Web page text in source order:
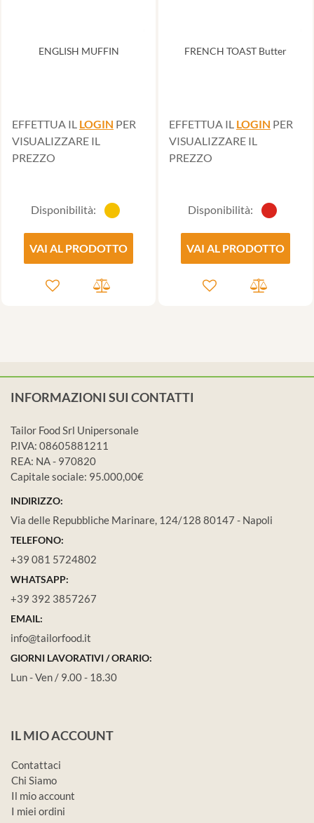
ENGLISH MUFFIN
EFFETTUA IL LOGIN PER
VISUALIZZARE IL
PREZZO
Disponibilità:
VAI AL PRODOTTO
FRENCH TOAST Butter
EFFETTUA IL LOGIN PER
VISUALIZZARE IL
PREZZO
Disponibilità:
VAI AL PRODOTTO
INFORMAZIONI SUI CONTATTI
Tailor Food Srl Unipersonale
P.IVA: 08605881211
REA: NA - 970820
Capitale sociale: 95.000,00€
INDIRIZZO:
Via delle Repubbliche Marinare, 124/128 80147 - Napoli
TELEFONO:
+39 081 5724802
WHATSAPP:
+39 392 3857267
EMAIL:
info@tailorfood.it
GIORNI LAVORATIVI / ORARIO:
Lun - Ven / 9.00 - 18.30
IL MIO ACCOUNT
Contattaci
Chi Siamo
Il mio account
I miei ordini